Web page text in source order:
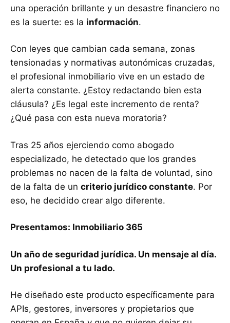
una operación brillante y un desastre financiero no
es la suerte: es la información.
Con leyes que cambian cada semana, zonas
tensionadas y normativas autonómicas cruzadas,
el profesional inmobiliario vive en un estado de
alerta constante. ¿Estoy redactando bien esta
cláusula? ¿Es legal este incremento de renta?
¿Qué pasa con esta nueva moratoria?
Tras 25 años ejerciendo como abogado
especializado, he detectado que los grandes
problemas no nacen de la falta de voluntad, sino
de la falta de un criterio jurídico constante. Por
eso, he decidido crear algo diferente.
Presentamos: Inmobiliario 365
Un año de seguridad jurídica. Un mensaje al día.
Un profesional a tu lado.
He diseñado este producto específicamente para
APIs, gestores, inversores y propietarios que